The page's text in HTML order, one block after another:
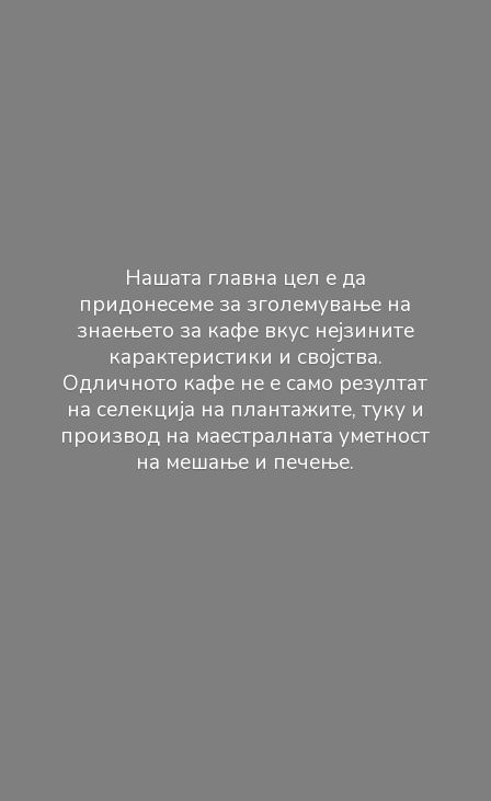
Нашата главна цел е да
придонесеме за зголемување на
знаењето за кафе вкус нејзините
карактеристики и својства.
Одличното кафе не е само резултат
на селекција на плантажите, туку и
производ на маестралната уметност
на мешање и печење.